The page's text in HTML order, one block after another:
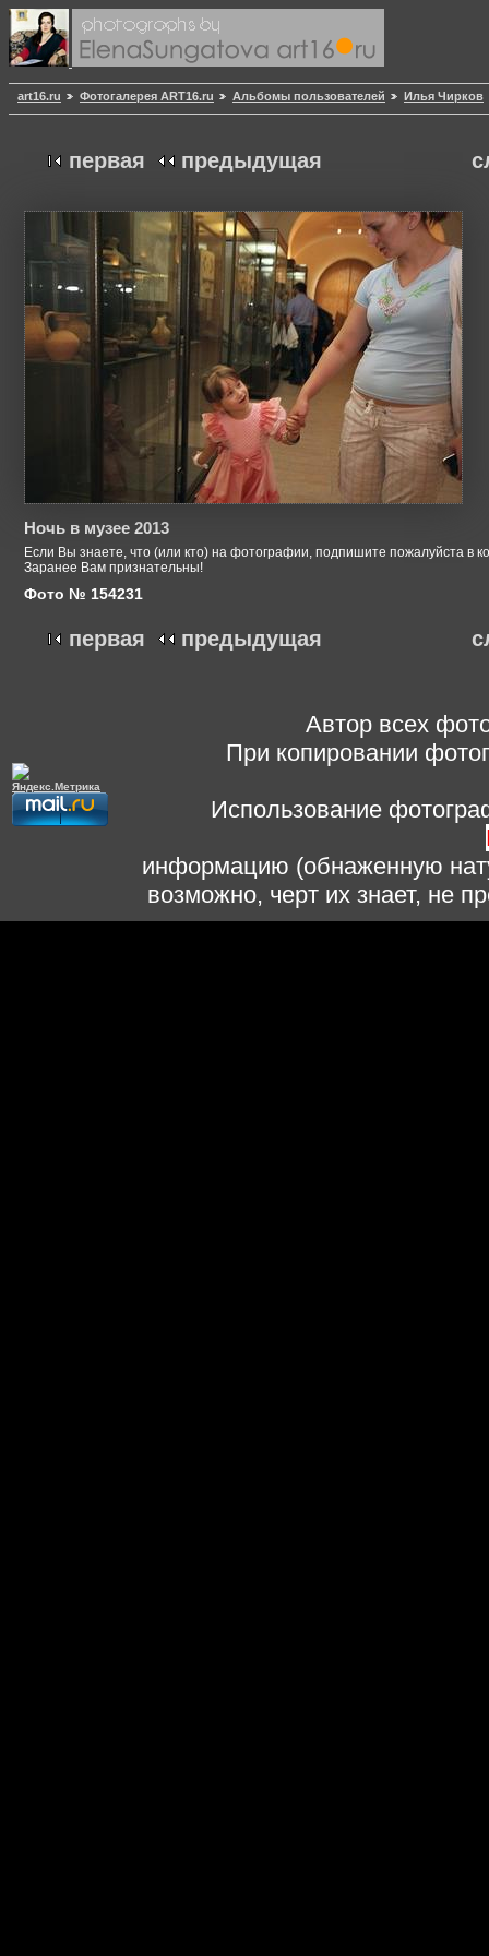
art16.ru Фотогалерея ART16.ru Альбомы пользователей Илья Чирков
первая предыдущая
Ночь в музее 2013
Если Вы знаете, что (или кто) на фотографии, подпишите пожалуйста в
Заранее Вам признательны!
Фото № 154231
первая предыдущая
Автор всех
При копировании
Использование
информацию (обнаженную
возможно, черт их знает, не